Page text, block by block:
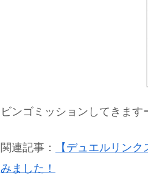
ビンゴミッションしてきます
関連記事：
【デュエルリン
みました！